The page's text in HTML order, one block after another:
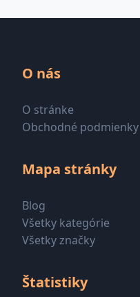
O nás
O stránke
Obchodné podmienky
Mapa stránky
Blog
Všetky kategórie
Všetky značky
Štatistiky